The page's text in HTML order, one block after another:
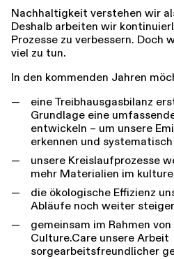
Nachhaltigkeit verstehen wir
Deshalb arbeiten wir
Prozesse zu verbessern. Doch
viel zu tun.
In den kommenden Jahren
eine Treibhausgasbilanz
Grundlage eine
entwickeln – um unsere
erkennen und
unsere Kreislaufprozesse
mehr Materialien im
die ökologische Effizienz
Abläufe noch weiter
gemeinsam im Rahmen
Culture.Care unsere Arbeit
sorgearbeitsfreundlicher